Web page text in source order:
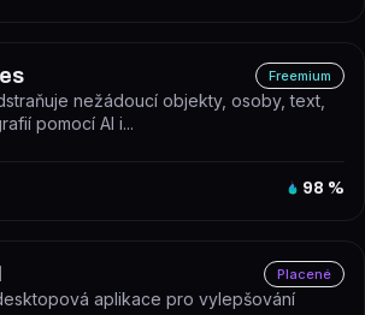
Freemium
nežádoucí objekty, osoby, text,
pomocí AI i...
98 %
Placené
aplikace pro vylepšování